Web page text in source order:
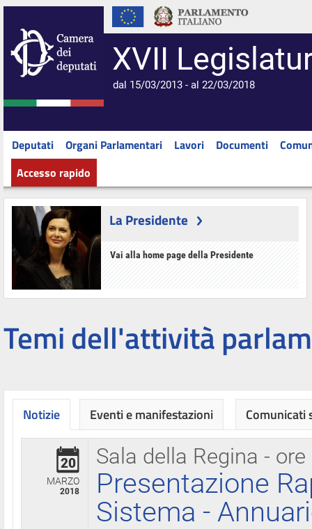
XVII
dal 15/03/2013 - al 22/03/2018
Deputati Organi Parlamentari Lavori Documenti
Accesso rapido
La Presidente
Vai alla home page della Presidente
Temi dell'attività
Notizie
Sala della Regina - ore
20
MARZO
2018
Presentazione
Sistema -
Eventi e manifestazioni Comunicati